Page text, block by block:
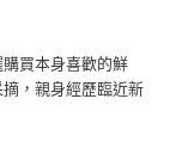
買本身喜歡的鮮
，親身經歷臨近新